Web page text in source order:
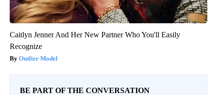
Caitlyn Jenner And Her New Partner Who You'll Easily
Recognize
Outlier Model
BE PART OF THE CONVERSATION